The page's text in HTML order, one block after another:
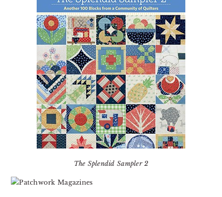
The Splendid Sampler 2